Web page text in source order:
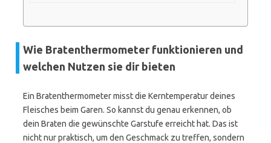
Wie Bratenthermometer funktionieren und
welchen Nutzen sie dir bieten
Ein Bratenthermometer misst die Kerntemperatur deines
Fleisches beim Garen. So kannst du genau erkennen, ob
dein Braten die gewünschte Garstufe erreicht hat. Das ist
nicht nur praktisch, um den Geschmack zu treffen, sondern